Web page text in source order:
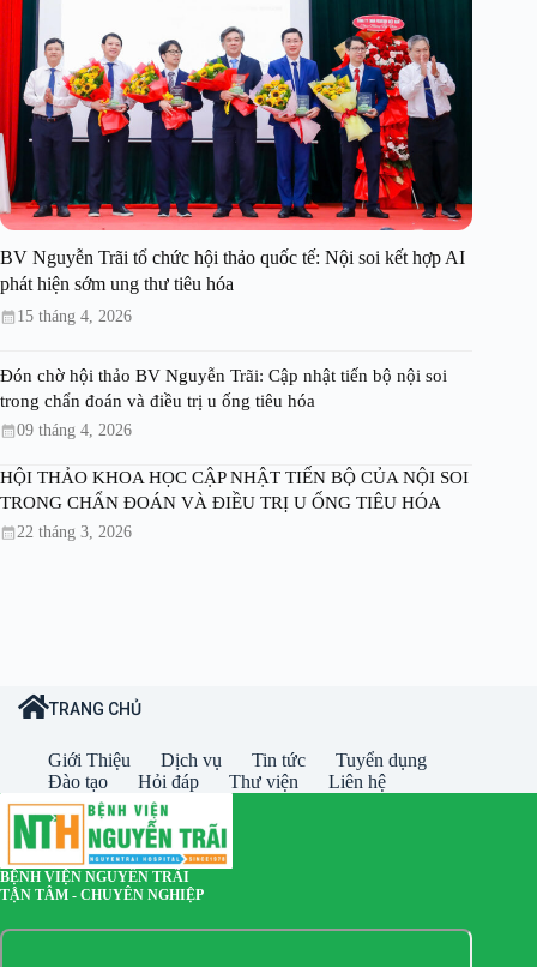
BV Nguyễn Trãi tổ chức hội thảo quốc tế: Nội soi kết hợp AI
phát hiện sớm ung thư tiêu hóa
15 tháng 4, 2026
Đón chờ hội thảo BV Nguyễn Trãi: Cập nhật tiến bộ nội soi
trong chẩn đoán và điều trị u ống tiêu hóa
09 tháng 4, 2026
HỘI THẢO KHOA HỌC CẬP NHẬT TIẾN BỘ CỦA NỘI SOI
TRONG CHẨN ĐOÁN VÀ ĐIỀU TRỊ U ỐNG TIÊU HÓA
22 tháng 3, 2026
TRANG CHỦ
Giới Thiệu Dịch vụ Tin tức
Tuyển dụng
Đào tạo
Hỏi đáp Thư viện Liên hệ
BỆNH VIỆN NGUYỄN TRÃI
TẬN TÂM - CHUYÊN NGHIỆP